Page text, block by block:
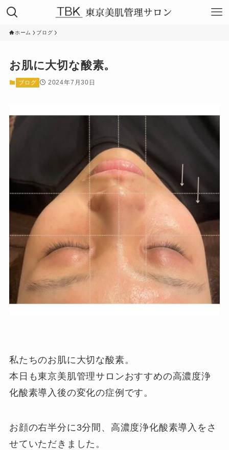
ホーム ブログ
お肌に大切な酸素。
ブログ 2024年7月30日
私たちのお肌に大切な酸素。
本日も東京美肌管理サロンおすすめの高濃度浄
化酸素導入後の変化の症例です。
お顔の右半分に3分間、高濃度浄化酸素導入をさ
せていただきました。